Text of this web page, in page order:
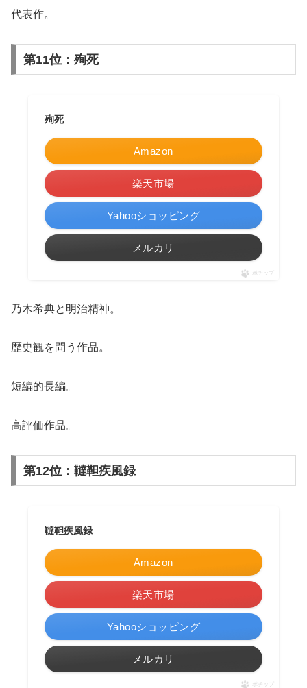
代表作。
第11位：殉死
殉死
Amazon
楽天市場
Yahooショッピング
メルカリ
ポチップ
乃木希典と明治精神。
歴史観を問う作品。
短編的長編。
高評価作品。
第12位：韃靼疾風録
韃靼疾風録
Amazon
楽天市場
Yahooショッピング
メルカリ
ポチップ